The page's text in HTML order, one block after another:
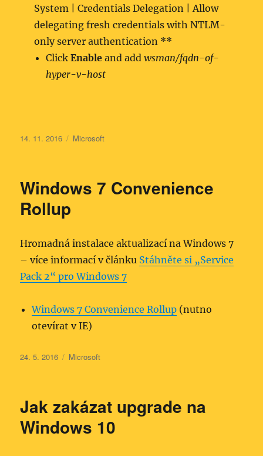
System | Credentials Delegation | Allow
delegating fresh credentials with NTLM-
only server authentication **
ClickEnable and addwsman/fqdn-of-
hyper-v-host
Publikováno:
14. 11. 2016 Rubriky:
Microsoft
Windows 7 Convenience
Rollup
Hromadná instalace aktualizací na Windows 7
– více informací v článku Stáhněte si „Service
Pack 2“ pro Windows 7
Windows 7 Convenience Rollup (nutno
otevírat v IE)
Publikováno:
24. 5. 2016 Rubriky:
Microsoft
Jak zakázat upgrade na
Windows 10